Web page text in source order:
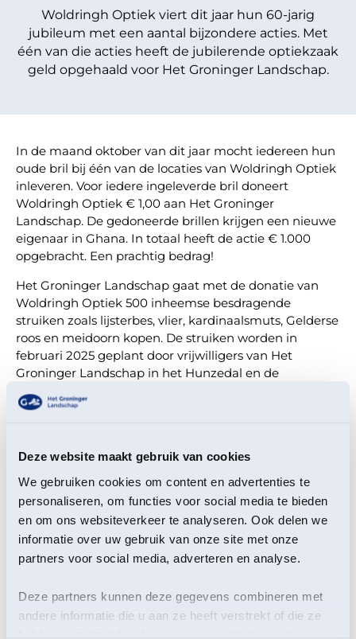
Deze website maakt gebruik van cookies
We gebruiken cookies om content en advertenties te
personaliseren, om functies voor social media te bieden
en om ons websiteverkeer te analyseren. Ook delen we
informatie over uw gebruik van onze site met onze
partners voor social media, adverteren en analyse.
Deze partners kunnen deze gegevens combineren met
andere informatie die u aan ze heeft verstrekt of die ze
Woldringh Optiek viert dit jaar hun 60-jarig
jubileum met een aantal bijzondere acties. Met
één van die acties heeft de jubilerende optiekzaak
geld opgehaald voor Het Groninger Landschap.
In de maand oktober van dit jaar mocht iedereen hun
oude bril bij één van de locaties van Woldringh Optiek
inleveren. Voor iedere ingeleverde bril doneert
Woldringh Optiek € 1,00 aan Het Groninger
Landschap. De gedoneerde brillen krijgen een nieuwe
eigenaar in Ghana. In totaal heeft de actie € 1.000
opgebracht. Een prachtig bedrag!
Het Groninger Landschap gaat met de donatie van
Woldringh Optiek 500 inheemse besdragende
struiken zoals lijsterbes, vlier, kardinaalsmuts, Gelderse
roos en meidoorn kopen. De struiken worden in
februari 2025 geplant door vrijwilligers van Het
Groninger Landschap in het Hunzedal en de
Hunzezone bij Euvelgunne en Roodehaan.
Blijf op de hoogtevan
het laatste nieuws
met onze
nieuwsbrief!